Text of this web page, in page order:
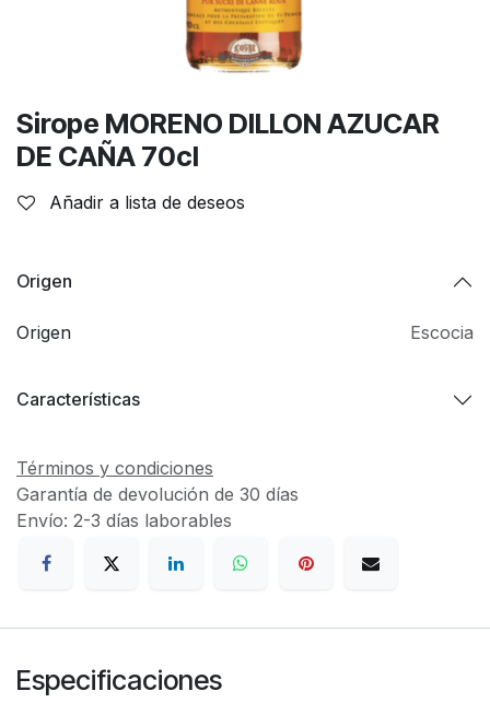
Sirope MORENO DILLON AZUCAR
DE CAÑA 70cl
Añadir a lista de deseos
Origen
Origen Escocia
Características
Términos y condiciones
Garantía de devolución de 30 días
Envío: 2-3 días laborables
Especificaciones